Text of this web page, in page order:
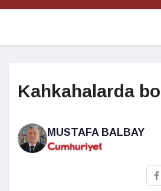
Kahkahalarda
MUSTAFA BALBAY